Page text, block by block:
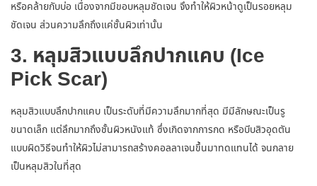
หรือคล้ายกับบ่อ เนื่องจากมีขอบหลุมชัดเจน จึงทำให้ผิวหน้าดูเป็นรอยหลุม
ชัดเจน ส่วนความลึกถึงแค่ชั้นผิวเท่านั้น
3. หลุมสิวแบบลึกปากแคบ (Ice
Pick Scar)
หลุมสิวแบบลึกปากแคบ เป็นระดับที่มีความลึกมากที่สุด มีมีลักษณะเป็นรู
ขนาดเล็ก แต่ลึกมากถึงชั้นผิวหนังแท้ ซึ่งเกิดจากการกด หรือบีบสิวอุดตัน
แบบผิดวิธีจนทำให้ผิวไม่สามารถสร้างคอลลาเจนขึ้นมาทดแทนได้ จนกลาย
เป็นหลุมสิวในที่สุด